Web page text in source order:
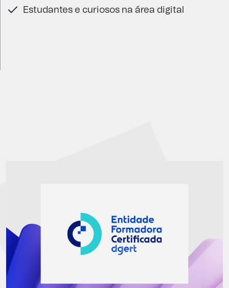
Estudantes e curiosos na área digital